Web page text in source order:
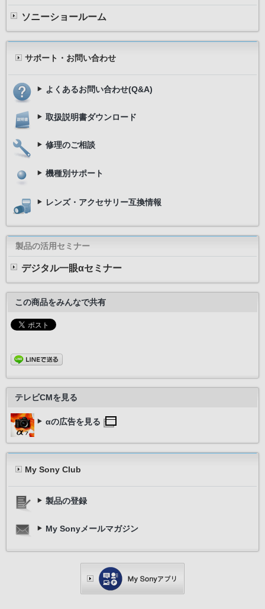
ソニーショールーム
サポート・お問い合わせ
よくあるお問い合わせ(Q&A)
取扱説明書ダウンロード
修理のご相談
機種別サポート
レンズ・アクセサリー互換情報
製品の活用セミナー
デジタル一眼αセミナー
この商品をみんなで共有
テレビCMを見る
αの広告を見る
My Sony Club
製品の登録
My Sonyメールマガジン